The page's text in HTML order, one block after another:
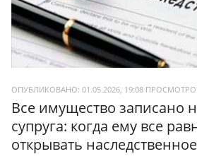
ОПУБЛИКОВАНО: 01.05.2026, 19:08
Все имущество записано
супруга: когда ему все
открывать